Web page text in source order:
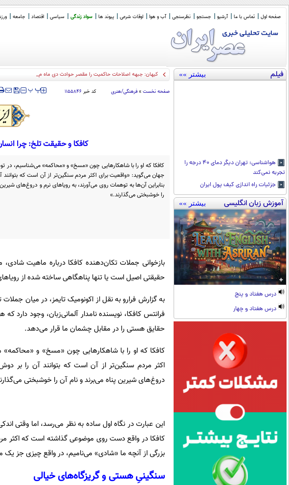
صفحه اول تماس با ما آرشیو جستجو نظرسنجی آب و هوا اوقات شرعی پیوند ها سواد زندگی سیاسی اقتصاد جامعه
فیلم بیشتر »»
هواشناسی: تهران دیگر دمای ۴۰ درجه را
تجربه نمی‌کند
جزئیات راه اندازی کیف پول ایران
آموزش زبان انگلیسی بیشتر »»
درس هفتاد و پنج
درس هفتاد و چهار
کیهان: جبهه اصلاحات حاکمیت را مقصر حوادث دی ماه می داند
صفحه نخست » فرهنگی/هنری کد خبر ۱۱۵۵۸۴۶ ‍‍‍ پ پ
کافکا و حقیقت تلخ: چرا
کافکا که او را با شاهکارهایی چون «مسخ» و «محاکمه» می‌شناسیم، در
جهان می‌گوید: «واقعیت برای اکثر مردم سنگین‌تر از آن است که بتوانند
بنابراین آن‌ها به توهمات روی می‌آورند، به رویاهای نرم و دروغ‌های
را خوشبختی می‌گذارند.»
بازخوانی جملات تکان‌دهنده کافکا درباره ماهیت شادی،
حقیقتی اصیل است یا تنها پناهگاهی ساخته شده از
به گزارش فرارو به نقل از اکونومیک تایمز، در میان
فرانتس کافکا، نویسنده نامدار آلمانی‌زبان، وجود
حقایق هستی را در مقابل چشمان ما قرار می‌دهد.
کافکا که او را با شاهکارهایی چون «مسخ» و
اکثر مردم سنگین‌تر از آن است که بتوانند آن را بر
دروغ‌های شیرین پناه می‌برند و نام آن را خوشبختی
این عبارت در نگاه اول ساده به نظر می‌رسد، اما وقتی
کافکا در واقع دست روی موضوعی گذاشته است که اکثر
بزرگی از آنچه ما «شادی» می‌نامیم، در واقع چیزی جز یک
سنگینیِ هستی و گریزگاه‌های خیالی